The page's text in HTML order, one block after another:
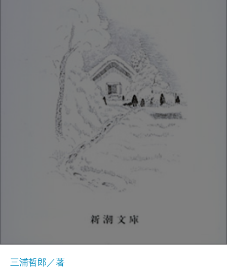
三浦哲郎／著